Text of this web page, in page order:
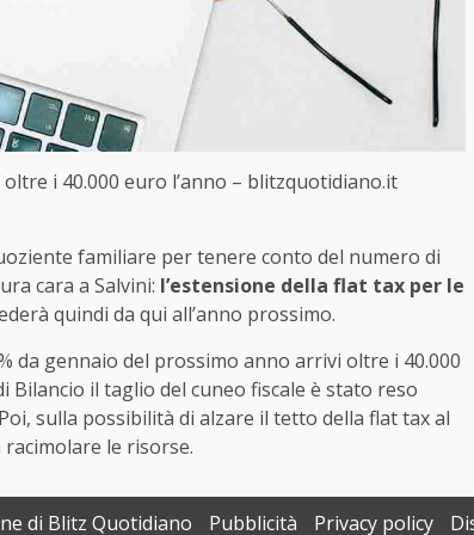
i 40.000 euro l’anno – blitzquotidiano.it
familiare per tenere conto del numero di
cara a Salvini: l’estensione della flat tax per le
quindi da qui all’anno prossimo.
da gennaio del prossimo anno arrivi oltre i 40.000
Bilancio il taglio del cuneo fiscale è stato reso
sulla possibilità di alzare il tetto della flat tax al
le risorse.
di Blitz Quotidiano Pubblicità Privacy policy